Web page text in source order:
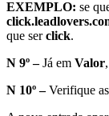
EXEMPLO: se
que serclick.
N 9º –Já em Valor
N 10º –Verifique